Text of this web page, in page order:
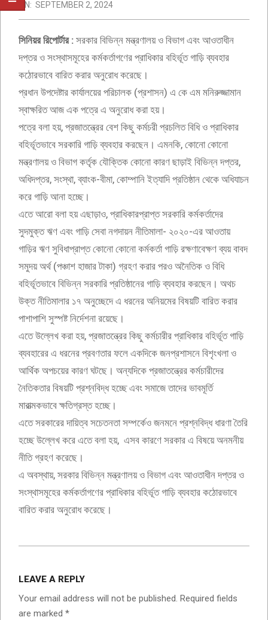
ON: SEPTEMBER 2, 2024
সিনিয়র রিপোর্টার : সরকার বিভিন্ন মন্ত্রণালয় ও বিভাগ এবং আওতাধীন
দপ্তর ও সংস্থাসমূহের কর্মকর্তাগণের প্রাধিকার বহির্ভূত গাড়ি ব্যবহার
কঠোরভাবে বারিত করার অনুরোধ করেছে।
প্রধান উপদেষ্টার কার্যালয়ের পরিচালক (প্রশাসন) এ কে এম মনিরুজ্জামান
স্বাক্ষরিত আজ এক পত্রে এ অনুরোধ করা হয়।
পত্রে বলা হয়, প্রজাতন্ত্রের বেশ কিছু কর্মচরী প্রচলিত বিধি ও প্রাধিকার
বহির্ভূতভাবে সরকারি গাড়ি ব্যবহার করছেন। এমনকি, কোনো কোনো
মন্ত্রণালয় ও বিভাগ কর্তৃক যৌক্তিক কোনো কারণ ছাড়াই বিভিন্ন দপ্তর,
অধিদপ্তর, সংস্থা, ব্যাংক-বীমা, কোম্পানি ইত্যাদি প্রতিষ্ঠান থেকে অধিযাচন
করে গাড়ি আনা হচ্ছে।
এতে আরো বলা হয় এছাড়াও, প্রাধিকারপ্রাপ্ত সরকারি কর্মকর্তাদের
সুদমুক্ত ঋণ এবং গাড়ি সেবা নগদায়ন নীতিমালা- ২০২০-এর আওতায়
গাড়ির ঋণ সুবিধাপ্রাপ্ত কোনো কোনো কর্মকর্তা গাড়ি রক্ষণাবেক্ষণ ব্যয় বাবদ
সমুদয় অর্থ (পঞ্চাশ হাজার টাকা) গ্রহণ করার পরও অনৈতিক ও বিধি
বহির্ভূতভাবে বিভিন্ন সরকারি প্রতিষ্ঠানের গাড়ি ব্যবহার করছেন। অথচ
উক্ত নীতিমালার ১৭ অনুচ্ছেদে এ ধরনের অনিয়মের বিষয়টি বারিত করার
পাশাপাশি সুস্পষ্ট নির্দেশনা রয়েছে।
এতে উল্লেখ করা হয়, প্রজাতন্ত্রের কিছু কর্মচারীর প্রাধিকার বহির্ভূত গাড়ি
ব্যবহারের এ ধরনের প্রবণতার ফলে একদিকে জনপ্রশাসনে বিশৃংখলা ও
আর্থিক অপচয়ের কারণ ঘটছে। অন্যদিকে প্রজাতন্ত্রের কর্মচারীদের
নৈতিকতার বিষয়টি প্রশ্নবিদ্ধ হচ্ছে এবং সমাজে তাদের ভাবমূর্তি
মারাত্মকভাবে ক্ষতিগ্রস্ত হচ্ছে।
এতে সরকারের দায়িত্ব সচেতনতা সম্পর্কেও জনমনে প্রশ্নবিদ্ধ ধারণা তৈরি
হচ্ছে উল্লেখ করে এতে বলা হয়, এসব কারণে সরকার এ বিষয়ে অনমনীয়
নীতি গ্রহণ করেছে।
এ অবস্থায়, সরকার বিভিন্ন মন্ত্রণালয় ও বিভাগ এবং আওতাধীন দপ্তর ও
সংস্থাসমূহের কর্মকর্তাগণের প্রাধিকার বহির্ভূত গাড়ি ব্যবহার কঠোরভাবে
বারিত করার অনুরোধ করেছে।
02
LEAVE A REPLY
Your email address will not be published. Required fields
are marked *